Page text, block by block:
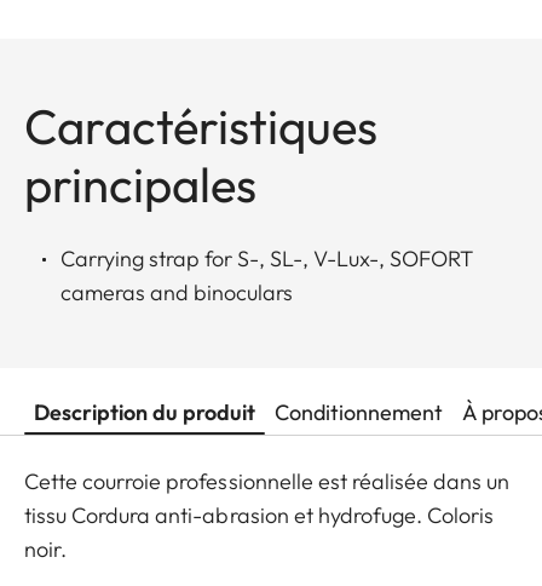
Caractéristiques
principales
Carrying strap for S-, SL-, V-Lux-, SOFORT
cameras and binoculars
Description du produit Conditionnement À
Cette courroie professionnelle est réalisée dans un
tissu Cordura anti-abrasion et hydrofuge. Coloris
noir.